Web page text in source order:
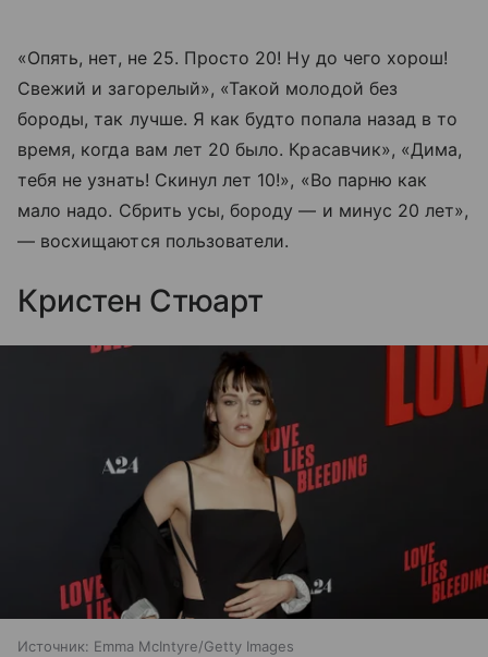
«Опять, нет, не 25. Просто 20! Ну до чего хорош!
Свежий и загорелый», «Такой молодой без
бороды, так лучше. Я как будто попала назад в то
время, когда вам лет 20 было. Красавчик», «Дима,
тебя не узнать! Скинул лет 10!», «Во парню как
мало надо. Сбрить усы, бороду— и минус 20 лет»,
— восхищаются пользователи.
Кристен Стюарт
Источник: Emma McIntyre/Getty Images